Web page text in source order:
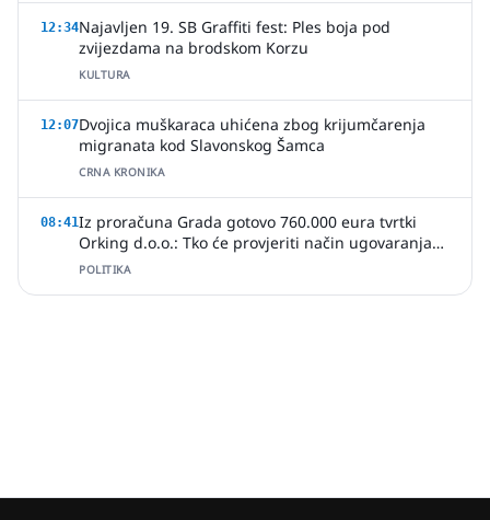
12:34Najavljen 19. SB Graffiti fest: Ples boja pod
zvijezdama na brodskom Korzu
KULTURA
12:07Dvojica muškaraca uhićena zbog krijumčarenja
migranata kod Slavonskog Šamca
CRNA KRONIKA
08:41Iz proračuna Grada gotovo 760.000 eura tvrtki
Orking d.o.o.: Tko će provjeriti način ugovaranja
poslova?
POLITIKA